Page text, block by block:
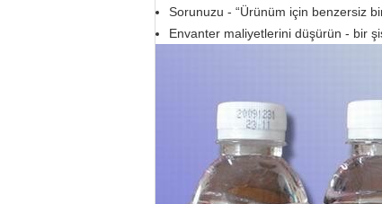
Sorunuzu - “Ürünüm için benzersiz
Envanter maliyetlerini düşürün - bir